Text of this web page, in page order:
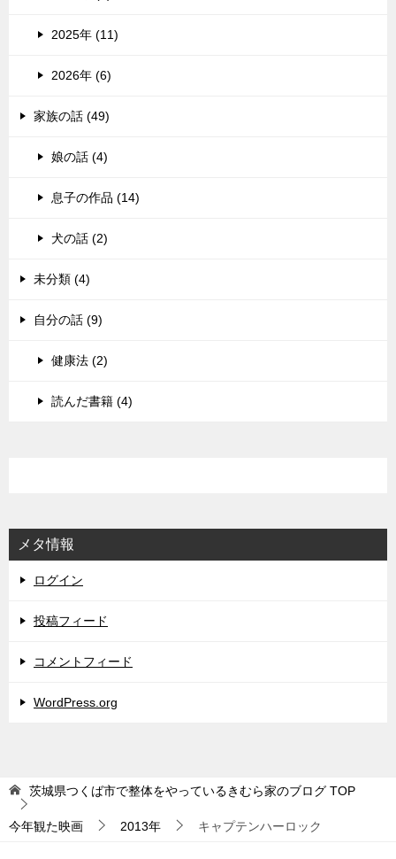
2025年 (11)
2026年 (6)
家族の話 (49)
娘の話 (4)
息子の作品 (14)
犬の話 (2)
未分類 (4)
自分の話 (9)
健康法 (2)
読んだ書籍 (4)
メタ情報
ログイン
投稿フィード
コメントフィード
WordPress.org
茨城県つくば市で整体をやっているきむら家のブログ TOP
今年観た映画 2013年 キャプテンハーロック